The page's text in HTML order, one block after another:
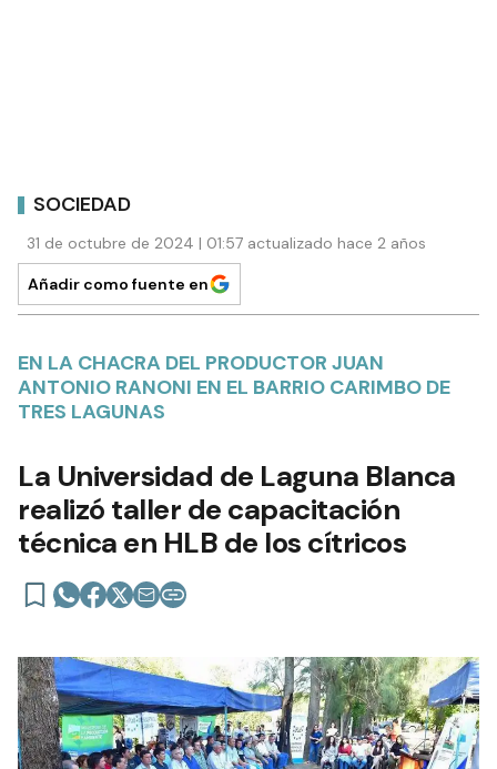
SOCIEDAD
31 de octubre de 2024 | 01:57 actualizado hace 2 años
Añadir como fuente en
EN LA CHACRA DEL PRODUCTOR JUAN
ANTONIO RANONI EN EL BARRIO CARIMBO DE
TRES LAGUNAS
La Universidad de Laguna Blanca
realizó taller de capacitación
técnica en HLB de los cítricos